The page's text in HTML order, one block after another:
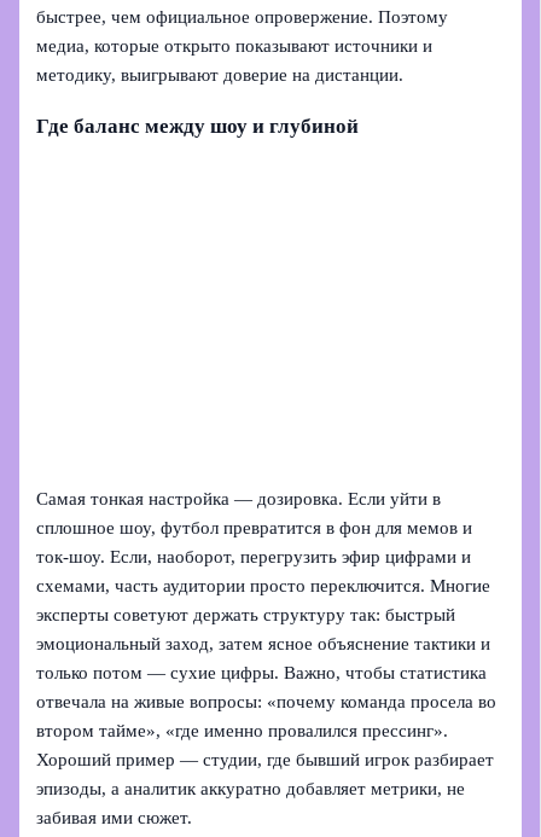
быстрее, чем официальное опровержение. Поэтому
медиа, которые открыто показывают источники и
методику, выигрывают доверие на дистанции.
Где баланс между шоу и глубиной
Самая тонкая настройка — дозировка. Если уйти в
сплошное шоу, футбол превратится в фон для мемов и
ток‑шоу. Если, наоборот, перегрузить эфир цифрами и
схемами, часть аудитории просто переключится. Многие
эксперты советуют держать структуру так: быстрый
эмоциональный заход, затем ясное объяснение тактики и
только потом — сухие цифры. Важно, чтобы статистика
отвечала на живые вопросы: «почему команда просела во
втором тайме», «где именно провалился прессинг».
Хороший пример — студии, где бывший игрок разбирает
эпизоды, а аналитик аккуратно добавляет метрики, не
забивая ими сюжет.